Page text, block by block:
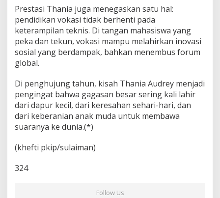
Prestasi Thania juga menegaskan satu hal:
pendidikan vokasi tidak berhenti pada
keterampilan teknis. Di tangan mahasiswa yang
peka dan tekun, vokasi mampu melahirkan inovasi
sosial yang berdampak, bahkan menembus forum
global.
Di penghujung tahun, kisah Thania Audrey menjadi
pengingat bahwa gagasan besar sering kali lahir
dari dapur kecil, dari keresahan sehari-hari, dan
dari keberanian anak muda untuk membawa
suaranya ke dunia.(*)
(khefti pkip/sulaiman)
324
Follow Us